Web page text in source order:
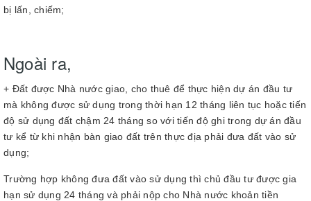
bị lấn, chiếm;
Ngoài ra,
+ Đất được Nhà nước giao, cho thuê để thực hiện dự án đầu tư
mà không được sử dụng trong thời hạn 12 tháng liên tục hoặc tiến
độ sử dụng đất chậm 24 tháng so với tiến độ ghi trong dự án đầu
tư kể từ khi nhận bàn giao đất trên thực địa phải đưa đất vào sử
dụng;
Trường hợp không đưa đất vào sử dụng thì chủ đầu tư được gia
hạn sử dụng 24 tháng và phải nộp cho Nhà nước khoản tiền